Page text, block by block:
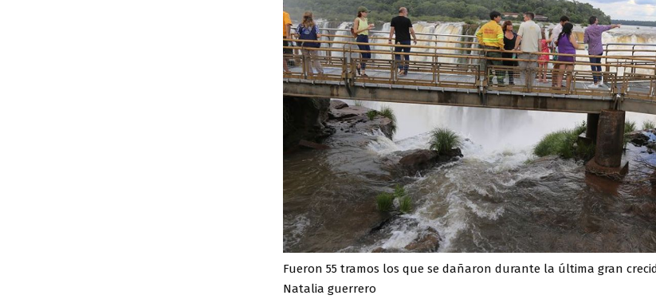
Fueron 55 tramos los que se dañaron durante la última gran
Natalia guerrero